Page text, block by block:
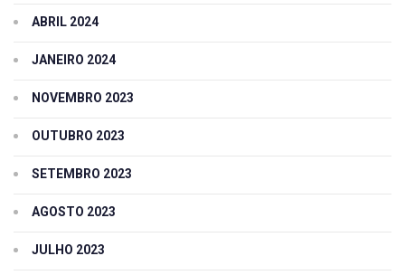
ABRIL 2024
JANEIRO 2024
NOVEMBRO 2023
OUTUBRO 2023
SETEMBRO 2023
AGOSTO 2023
JULHO 2023